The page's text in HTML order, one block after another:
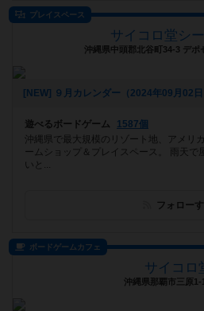
プレイスペース
サイコロ堂シ
沖縄県中頭郡北谷町34-3 デポ
[NEW] ９月カレンダー（2024年09月02日
遊べるボードゲーム
1587個
沖縄県で最大規模のリゾート地、アメリ
ームショップ＆プレイスペース。 雨天で
いと...
フォロー
ボードゲームカフェ
サイコロ
沖縄県那覇市三原1-